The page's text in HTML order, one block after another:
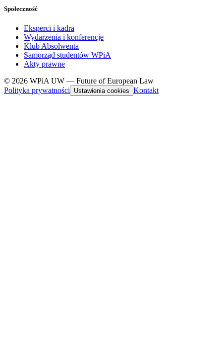
Społeczność
Eksperci i kadra
Wydarzenia i konferencje
Klub Absolwenta
Samorząd studentów WPiA
Akty prawne
© 2026 WPiA UW — Future of European Law
Polityka prywatności
Ustawienia cookies Kontakt